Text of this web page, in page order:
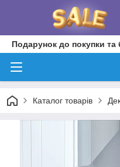
Подарунок до покупки та
Каталог товарів